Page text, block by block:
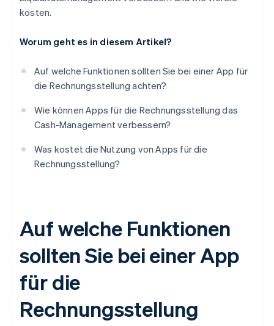
kosten.
Worum geht es in diesem Artikel?
Auf welche Funktionen sollten Sie bei einer App für
die Rechnungsstellung achten?
Wie können Apps für die Rechnungsstellung das
Cash-Management verbessern?
Was kostet die Nutzung von Apps für die
Rechnungsstellung?
Auf welche Funktionen
sollten Sie bei einer App
für die
Rechnungsstellung